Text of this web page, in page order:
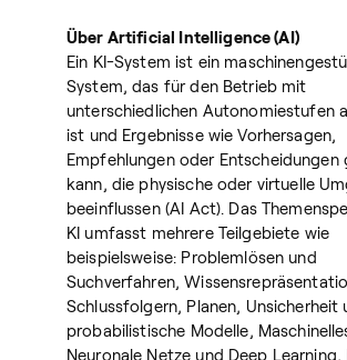
Über Artificial Intelligence (AI)
Ein KI-System ist ein
System, das für den Betrieb mit
unterschiedlichen Autonomiestufen
ist und Ergebnisse wie Vorhersagen,
Empfehlungen oder Entscheidungen
kann, die physische oder virtuelle
beeinflussen (AI Act). Das
KI umfasst mehrere Teilgebiete wie
beispielsweise: Problemlösen und
Suchverfahren,
Schlussfolgern, Planen, Unsicherheit
probabilistische Modelle,
Neuronale Netze und Deep